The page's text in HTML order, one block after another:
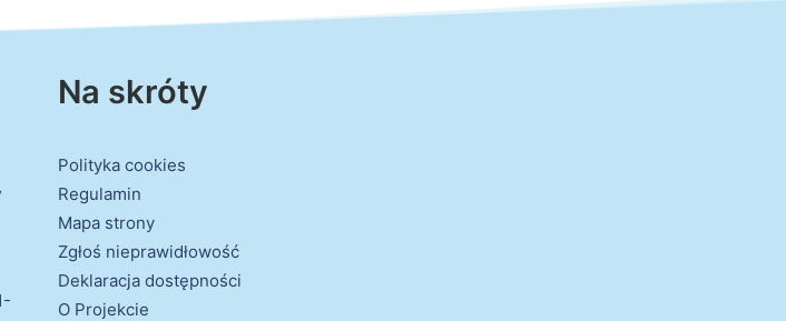
Na skróty
Polityka cookies
Regulamin
Mapa strony
Zgłoś nieprawidłowość
Deklaracja dostępności
O Projekcie